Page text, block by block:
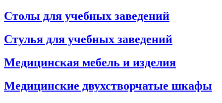
Столы для учебных заведений
Стулья для учебных заведений
Медицинская мебель и изделия
Медицинские двухстворчатые шкафы